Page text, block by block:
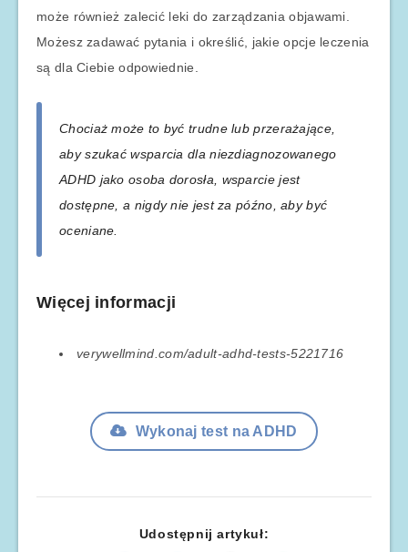
może również zalecić leki do zarządzania objawami.
Możesz zadawać pytania i określić, jakie opcje leczenia
są dla Ciebie odpowiednie.
Chociaż może to być trudne lub przerażające,
aby szukać wsparcia dla niezdiagnozowanego
ADHD jako osoba dorosła, wsparcie jest
dostępne, a nigdy nie jest za późno, aby być
oceniane.
Więcej informacji
verywellmind.com/adult-adhd-tests-5221716
Wykonaj test na ADHD
Udostępnij artykuł: